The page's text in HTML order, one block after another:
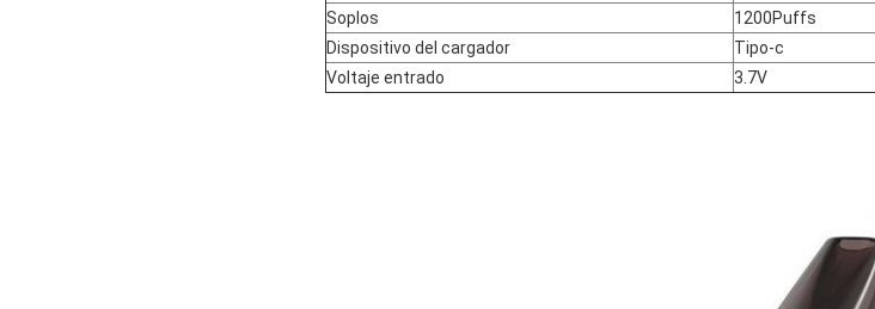
Soplos
1200Puffs
Dispositivo del cargador
Tipo-c
Voltaje entrado
3.7V